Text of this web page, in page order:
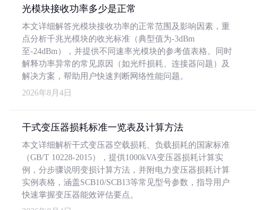
光模块接收功率多少是正常
本文详细解答光模块接收功率的正常范围及影响因素，重
点分析千兆光模块的收光标准（典型值为-3dBm
至-24dBm），并提供不同速率光模块的参考值表格。同时
解释功率异常的常见原因（如光纤损耗、连接器问题）及
解决方案，帮助用户快速判断网络性能问题。
2026年8月4日
干式变压器损耗标准一览表及计算方法
本文详细解析干式变压器空载损耗、负载损耗的国家标准
（GB/T 10228-2015），提供1000kVA变压器损耗计算实
例，分步骤说明变损计算方法，并附电力变压器损耗计算
实例表格，涵盖SCB10/SCB13等常见型号参数，指导用户
快速掌握变压器能效评估要点。